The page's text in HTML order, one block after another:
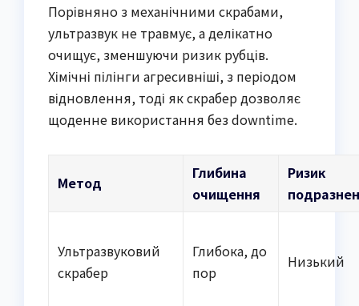
Порівняно з механічними скрабами,
ультразвук не травмує, а делікатно
очищує, зменшуючи ризик рубців.
Хімічні пілінги агресивніші, з періодом
відновлення, тоді як скрабер дозволяє
щоденне використання без downtime.
Метод
Глибина
очищення
Ризик
Ультразвуковий
скрабер
Глибока, до
пор
Низький